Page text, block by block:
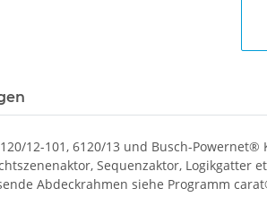
12-101, 6120/13 und Busch-
Sequenzaktor,
Abdeckrahmen siehe Programm